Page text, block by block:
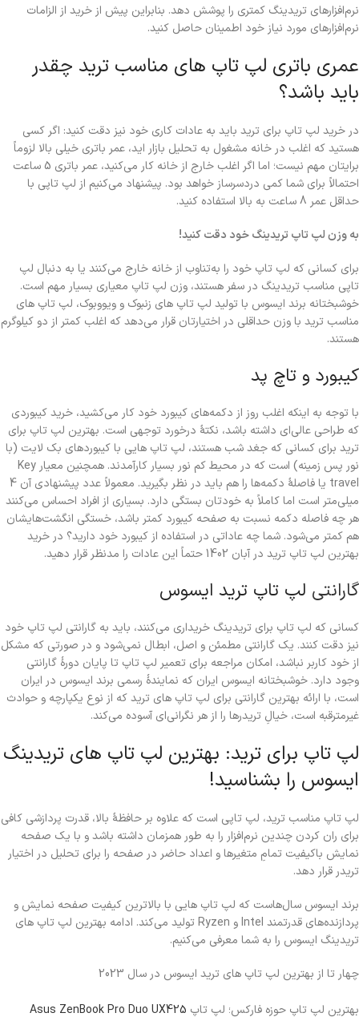
نرم‌افزارهای تریدینگ کمتری را پوشش دهد. بنابراین پیش از خرید از الزامات
نرم‌افزارهای مورد نیاز خود اطمینان حاصل کنید.
عمری باتری لپ تاپ های مناسب ترید چقدر
باید باشد؟
در خرید لپ تاپ برای ترید باید به عادات کاری خود نیز دقت کنید: اگر کسی
هستید که اغلب در خانه مشغول به تحلیل بازار اید، عمر باتری خیلی بالا لزوماً
برایتان مهم نیست؛ اما اگر اغلب خارج از خانه کار می‌کنید، عمر باتری 5 ساعت
احتمالاً برای شما کمی دردسرساز خواهد بود. پیشنهاد می‌کنیم از لپ تاپی با
حداقل عمر 8 ساعت به بالا استفاده کنید.
به وزن لپ تاپ تریدینگ خود دقت کنید!
برای کسانی که لپ تاپ خود را به‌تناوب از خانه خارج می‌کنند یا به دنبال لپ
تاپی مناسب تریدینگ در سفر هستند، وزن لپ تاپ معیاری بسیار مهم است.
خوشبختانه برند ایسوس با تولید لپ تاپ های زنبوک و ویووبوک، لپ تاپ های
مناسب ترید با وزن حداقلی در اختیارتان قرار می‌دهد که اغلب کمتر از دو کیلوگرم
هستند.
کیبورد و تاچ پد
با توجه به اینکه اغلب روز از دکمه‌های کیبورد خود کار می‌کشید، خرید کیبوردی
که طراحی عالی‌ای داشته باشد، نکتۀ درخورد توجهی است. بهترین لپ تاپ برای
ترید برای کسانی که جغد شب هستند، لپ تاپ هایی با کیبوردهای بک لایت (با
نور پس زمینه) است که در محیط کم نور بسیار کارآمدند. همچنین معیار Key
travel یا فاصلۀ دکمه‌ها را هم باید در نظر بگیرید. معمولاً عدد پیشنهادی آن 4
میلی‌متر است اما کاملاً به خودتان بستگی دارد. بسیاری از افراد احساس می‌کنند
هر چه فاصله دکمه نسبت به صفحه کیبورد کمتر باشد، خستگی انگشت‌‌هایشان
هم کمتر می‌شود. شما چه عاداتی در استفاده از کیبورد خود دارید؟ در خرید
بهترین لپ تاپ ترید در آبان 1402 حتماً این عادات را مدنظر قرار دهید.
گارانتی لپ تاپ ترید ایسوس
کسانی که لپ تاپ برای تریدینگ خریداری می‌کنند، باید به گارانتی لپ تاپ خود
نیز دقت کنند. یک گارانتی مطمئن و اصل، ابطال نمی‌شود و در صورتی که مشکل
از خود کاربر نباشد، امکان مراجعه برای تعمیر لپ تاپ تا پایان دورۀ گارانتی
وجود دارد. خوشبختانه ایسوس ایران که نمایندۀ رسمی برند ایسوس در ایران
است، با ارائه بهترین گارانتی برای لپ تاپ های ترید که از نوع یکپارچه و حوادث
غیرمترقبه است، خیالِ تریدرها را از هر نگرانی‌ای آسوده می‌کند.
لپ تاپ برای ترید: بهترین لپ تاپ های تریدینگ
ایسوس را بشناسید!
لپ تاپ مناسب ترید، لپ تاپی است که علاوه بر حافظۀ بالا، قدرت پردازشی کافی
برای ران کردن چندین نرم‌افزار را به طور همزمان داشته باشد و با یک صفحه
نمایش باکیفیت تمامِ متغیرها و اعداد حاضر در صفحه را برای تحلیل در اختیار
تریدر قرار دهد.
برند ایسوس سال‌هاست که لپ تاپ هایی با بالاترین کیفیت صفحه نمایش و
پردازنده‌های قدرتمند Intel و Ryzen تولید می‌کند. ادامه بهترین لپ تاپ های
تریدینگ ایسوس را به شما معرفی می‌کنیم.
چهار تا از بهترین لپ تاپ های ترید ایسوس در سال 2023
بهترین لپ تاپ حوزه فارکس؛ لپ تاپ Asus ZenBook Pro Duo UX425